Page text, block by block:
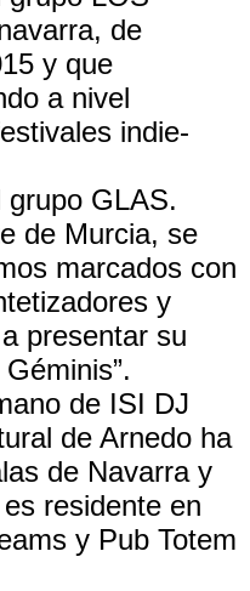
de
y que
a nivel
indie-
grupo GLAS.
de Murcia, se
marcados con
y
presentar su
de ISI DJ
de Arnedo ha
de Navarra y
residente en
y Pub Totem